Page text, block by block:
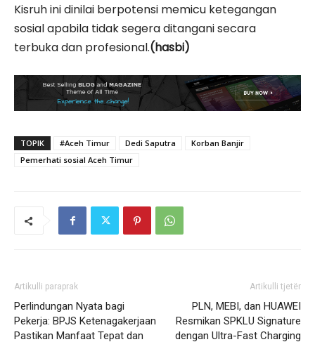
Kisruh ini dinilai berpotensi memicu ketegangan
sosial apabila tidak segera ditangani secara
terbuka dan profesional.(hasbi)
TOPIK #Aceh Timur Dedi Saputra
Korban Banjir
Pemerhati sosial Aceh Timur
Artikulli paraprak
Perlindungan Nyata bagi
Pekerja: BPJS Ketenagakerjaan
Pastikan Manfaat Tepat dan
Artikulli tjetër
PLN, MEBI, dan HUAWEI
Resmikan SPKLU Signature
dengan Ultra-Fast Charging